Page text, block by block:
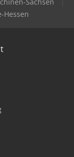
Hessen